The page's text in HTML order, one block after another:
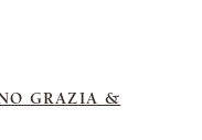
GRAZIA &